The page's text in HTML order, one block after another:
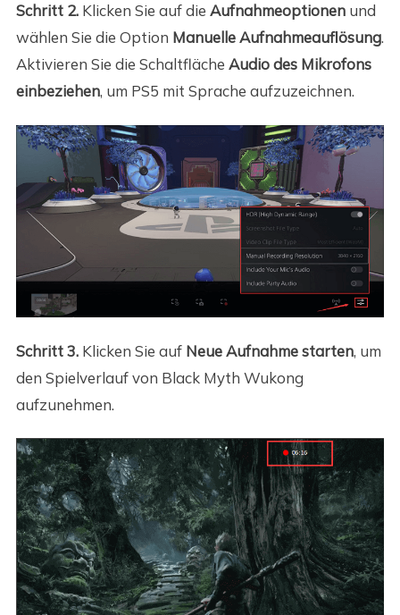
Schritt 2. Klicken Sie auf die Aufnahmeoptionen und
wählen Sie die Option Manuelle Aufnahmeauflösung.
Aktivieren Sie die Schaltfläche Audio des Mikrofons
einbeziehen, um PS5 mit Sprache aufzuzeichnen.
Schritt 3. Klicken Sie auf Neue Aufnahme starten, um
den Spielverlauf von Black Myth Wukong
aufzunehmen.